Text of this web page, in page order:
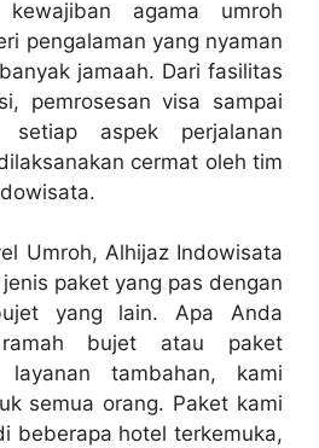
agama umroh
pengalaman yang nyaman
jamaah. Dari fasilitas
pemrosesan visa sampai
setiap aspek perjalanan
cermat oleh tim
Umroh, Alhijaz Indowisata
paket yang pas dengan
yang lain. Apa Anda
bujet atau paket
layanan tambahan, kami
semua orang. Paket kami
beberapa hotel terkemuka,